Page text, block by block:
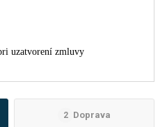
uzatvorení zmluvy
2 Doprava